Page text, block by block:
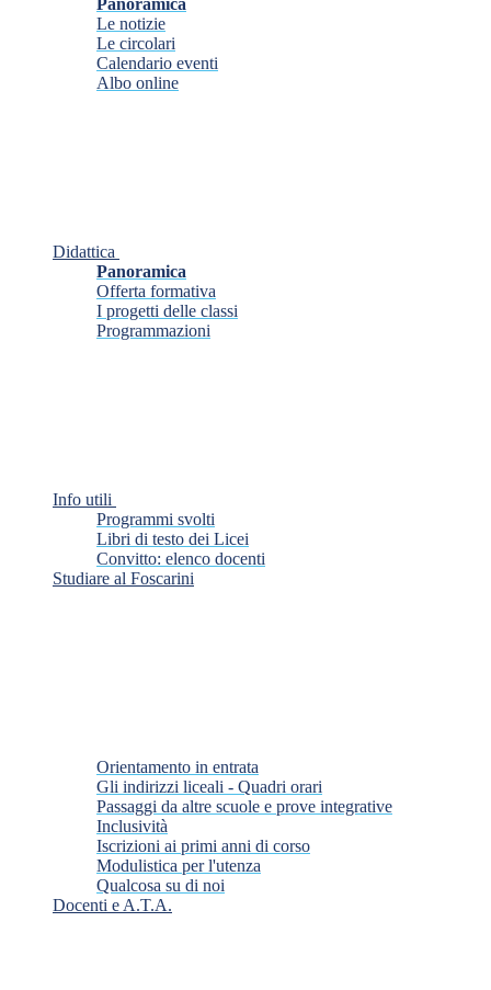
Panoramica
Le notizie
Le circolari
Calendario eventi
Albo online
Didattica
Panoramica
Offerta formativa
I progetti delle classi
Programmazioni
Info utili
Programmi svolti
Libri di testo dei Licei
Convitto: elenco docenti
Studiare al Foscarini
Orientamento in entrata
Gli indirizzi liceali - Quadri orari
Passaggi da altre scuole e prove integrative
Inclusività
Iscrizioni ai primi anni di corso
Modulistica per l'utenza
Qualcosa su di noi
Docenti e A.T.A.